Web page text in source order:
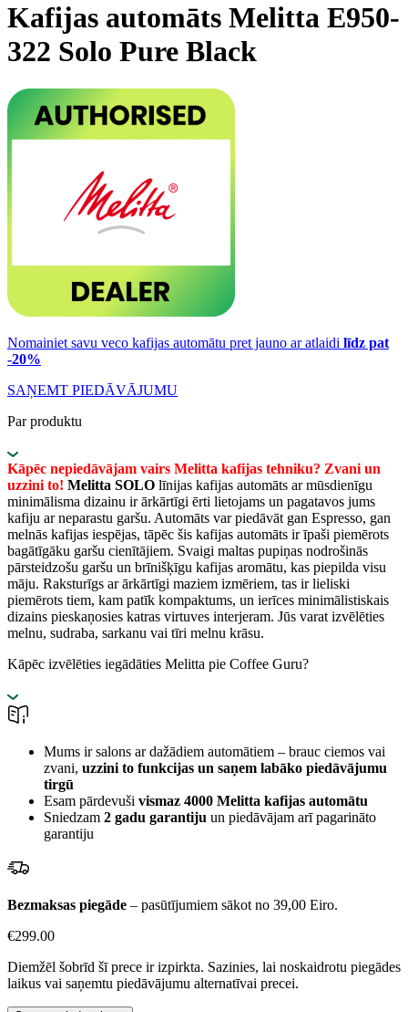
Kafijas automāts Melitta E950-
322 Solo Pure Black
Nomainiet savu veco kafijas automātu pret jauno ar atlaidi līdz pat
-20%
SAŅEMT PIEDĀVĀJUMU
Par produktu
Kāpēc nepiedāvājam vairs Melitta kafijas tehniku? Zvani un
uzzini to! Melitta SOLO līnijas kafijas automāts ar mūsdienīgu
minimālisma dizainu ir ārkārtīgi ērti lietojams un pagatavos jums
kafiju ar neparastu garšu. Automāts var piedāvāt gan Espresso, gan
melnās kafijas iespējas, tāpēc šis kafijas automāts ir īpaši piemērots
bagātīgāku garšu cienītājiem. Svaigi maltas pupiņas nodrošinās
pārsteidzošu garšu un brīnišķīgu kafijas aromātu, kas piepilda visu
māju. Raksturīgs ar ārkārtīgi maziem izmēriem, tas ir lieliski
piemērots tiem, kam patīk kompaktums, un ierīces minimālistiskais
dizains pieskaņosies katras virtuves interjeram. Jūs varat izvēlēties
melnu, sudraba, sarkanu vai tīri melnu krāsu.
Kāpēc izvēlēties iegādāties Melitta pie Coffee Guru?
Mums ir salons ar dažādiem automātiem – brauc ciemos vai
zvani, uzzini to funkcijas un saņem labāko piedāvājumu
tirgū
Esam pārdevuši vismaz 4000 Melitta kafijas automātu
Sniedzam 2 gadu garantiju un piedāvājam arī pagarināto
garantiju
Bezmaksas piegāde – pasūtījumiem sākot no 39,00 Eiro.
€299.00
Diemžēl šobrīd šī prece ir izpirkta. Sazinies, lai noskaidrotu piegādes
laikus vai saņemtu piedāvājumu alternatīvai precei.